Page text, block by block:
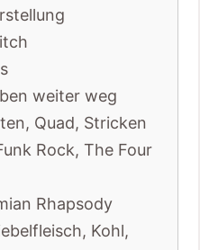
weiter weg
Quad, Stricken
Rock, The Four
Rhapsody
Kohl,